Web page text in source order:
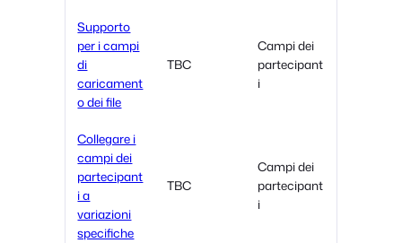
Supporto
per i campi
di
caricament
o dei file
TBC
Campi dei
partecipant
i
Collegare i
campi dei
partecipant
i a
variazioni
specifiche
TBC
Campi dei
partecipant
i